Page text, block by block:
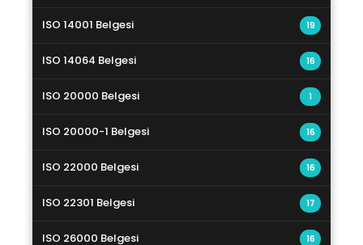
ISO 14001 Belgesi 19
ISO 14064 Belgesi 16
ISO 20000 Belgesi 1
ISO 20000-1 Belgesi 16
ISO 22000 Belgesi 16
ISO 22301 Belgesi 17
ISO 26000 Belgesi 16